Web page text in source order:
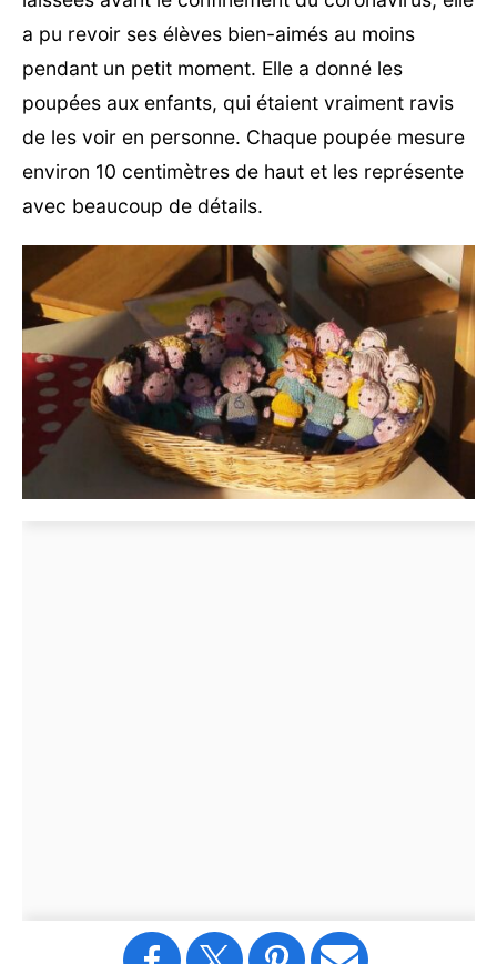
a pu revoir ses élèves bien-aimés au moins
pendant un petit moment. Elle a donné les
poupées aux enfants, qui étaient vraiment ravis
de les voir en personne. Chaque poupée mesure
environ 10 centimètres de haut et les représente
avec beaucoup de détails.